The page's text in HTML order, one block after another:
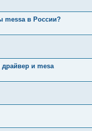
messa в России?
и mesa